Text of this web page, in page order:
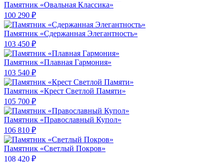
Памятник «Овальная Классика»
100 290 ₽
Памятник «Сдержанная Элегантность»
103 450 ₽
Памятник «Плавная Гармония»
103 540 ₽
Памятник «Крест Светлой Памяти»
105 700 ₽
Памятник «Православный Купол»
106 810 ₽
Памятник «Светлый Покров»
108 420 ₽